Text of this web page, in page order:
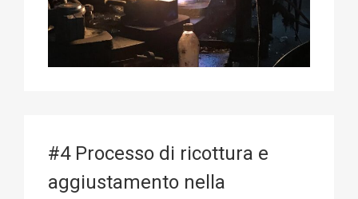
#4 Processo di ricottura e
aggiustamento nella